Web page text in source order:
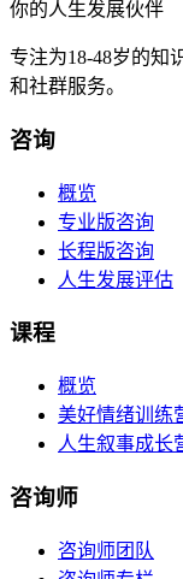
你的人生发展伙伴
专注为18-48岁的知
和社群服务。
咨询
概览
专业版咨询
长程版咨询
人生发展评估
课程
概览
美好情绪训练
人生叙事成长
咨询师
咨询师团队